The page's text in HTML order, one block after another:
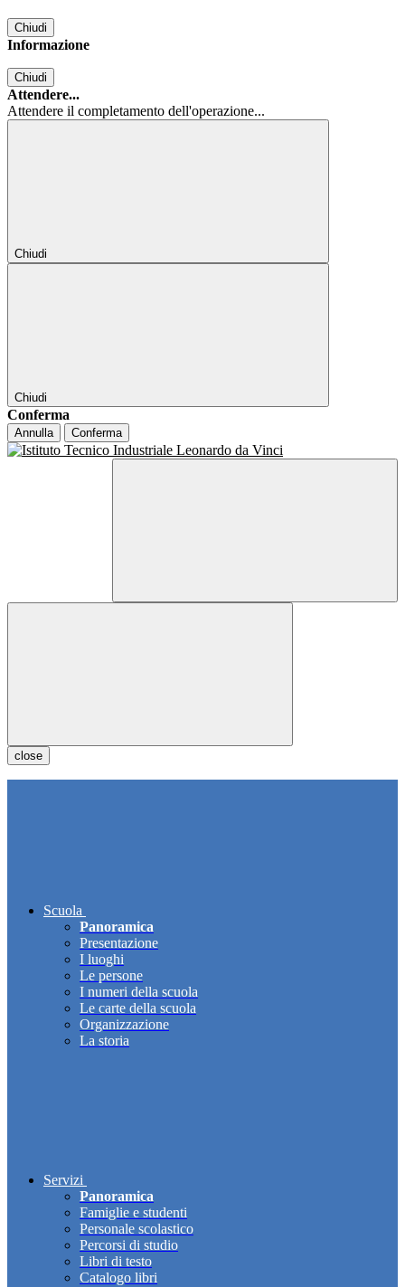
Chiudi
Informazione
Chiudi
Attendere...
Attendere il completamento dell'operazione...
Chiudi
Chiudi
Conferma
Annulla Conferma
close
Scuola
Panoramica
Presentazione
I luoghi
Le persone
I numeri della scuola
Le carte della scuola
Organizzazione
La storia
Servizi
Panoramica
Famiglie e studenti
Personale scolastico
Percorsi di studio
Libri di testo
Catalogo libri